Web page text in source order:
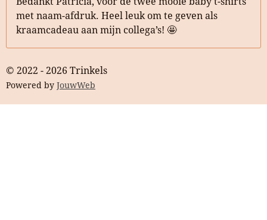
met naam-afdruk. Heel leuk om te geven als
kraamcadeau aan mijn collega’s! 🤩
© 2022 - 2026 Trinkels
Powered by JouwWeb